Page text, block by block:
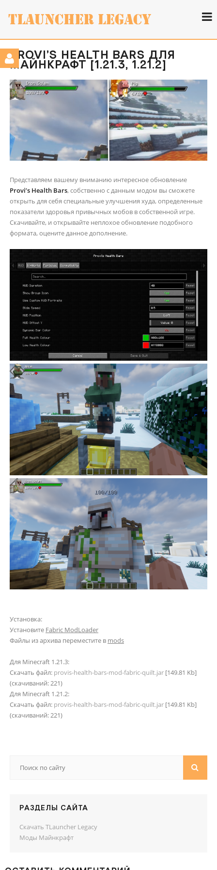
PROVI’S HEALTH BARS ДЛЯ
МАЙНКРАФТ [1.21.3, 1.21.2]
Представляем вашему вниманию интересное обновление
Provi’s Health Bars, собственно с данным модом вы сможете
открыть для себя специальные улучшения худа, определенные
показатели здоровья привычных мобов в собственной игре.
Скачивайте, и открывайте неплохое обновление подобного
формата, оцените данное дополнение.
Установка:
Установите Fabric ModLoader
Файлы из архива переместите в mods
Для Minecraft 1.21.3:
Скачать файл: provis-health-bars-mod-fabric-quilt.jar
(cкачиваний: 221)
Для Minecraft 1.21.2:
Скачать файл: provis-health-bars-mod-fabric-quilt.jar
(cкачиваний: 221)
РАЗДЕЛЫ САЙТА
Скачать TLauncher Legacy
Моды Майнкрафт